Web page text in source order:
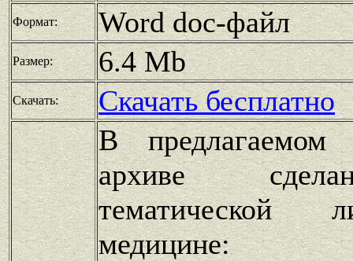
Формат: Word doc-файл
Размер: 6.4 Mb
Скачать: Скачать бесплатно
В предлагаемом
архиве
тематической
медицине: